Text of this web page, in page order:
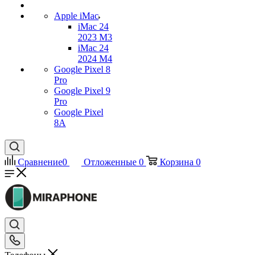
Apple iMac
iMac 24
2023 M3
iMac 24
2024 M4
Google Pixel 8
Pro
Google Pixel 9
Pro
Google Pixel
8A
Сравнение0 Отложенные 0 Корзина 0